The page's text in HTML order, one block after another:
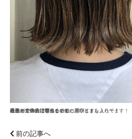
毛先ブリーチで明るくして
表面も全体的にブリーチでハイライトを入れてます！
カラーで自由に遊べるのも
ほとんどの方は学生までかと思います…
最後の大学生活をおしゃれに満喫しましょう〜！
前の記事へ